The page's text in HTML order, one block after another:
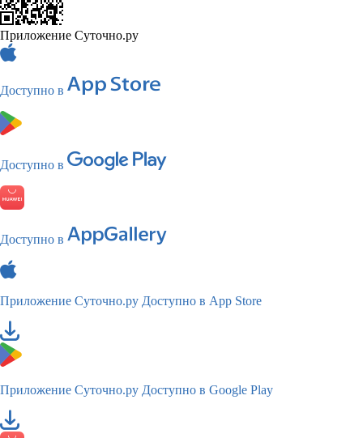
Приложение Суточно.ру
Доступно в
Доступно в
Доступно в
Приложение Суточно.ру Доступно в App Store
Приложение Суточно.ру Доступно в Google Play